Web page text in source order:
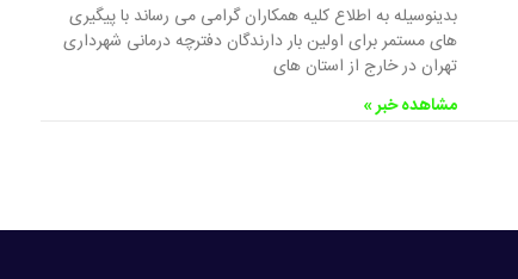
بدینوسیله به اطلاع کلیه همکاران گرامی می رساند با پیگیری
های مستمر برای اولین بار دارندگان دفترچه درمانی شهرداری
تهران در خارج از استان های
مشاهده خبر »